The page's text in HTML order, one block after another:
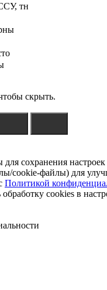
тн
скрыть.
сохранения настроек
cookie-файлы) для
Политикой
cookies в